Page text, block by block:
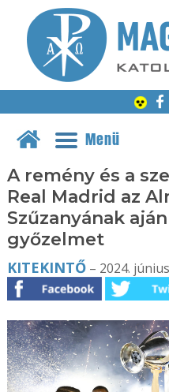
Menü
A remény és a
Real Madrid az
Szűzanyának
győzelmet
KITEKINTŐ– 2024.